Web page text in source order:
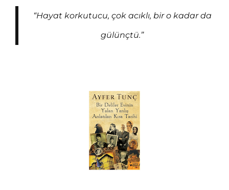
“Hayat korkutucu, çok acıklı, bir o kadar da
gülünçtü.”